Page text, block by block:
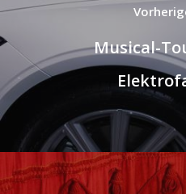
Musical-